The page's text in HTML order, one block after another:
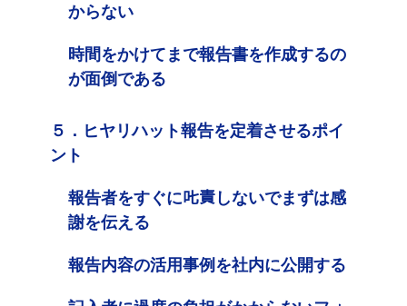
からない
時間をかけてまで報告書を作成するの
が面倒である
５．ヒヤリハット報告を定着させるポイ
ント
報告者をすぐに𠮟責しないでまずは感
謝を伝える
報告内容の活用事例を社内に公開する